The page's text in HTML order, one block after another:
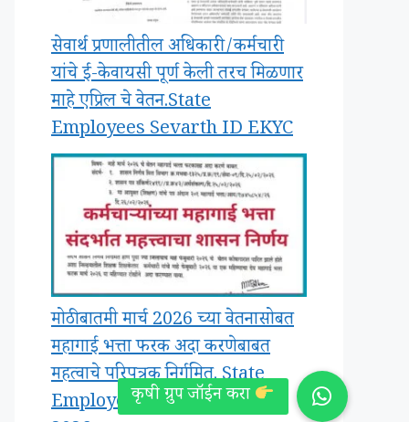
सेवार्थ प्रणालीतील अधिकारी/कर्मचारी
यांचे ई-केवायसी पूर्ण केली तरच मिळणार
माहे एप्रिल चे वेतन.State
Employees Sevarth ID EKYC
मोठी बातमी मार्च 2026 च्या वेतनासोबत
महागाई भत्ता फरक अदा करणेबाबत
महत्वाचे परिपत्रक निर्गमित. State
Employees Salary March